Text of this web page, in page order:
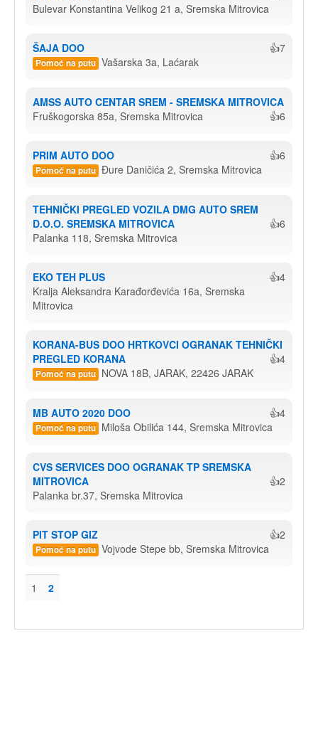
Bulevar Konstantina Velikog 21 a, Sremska Mitrovica
ŠAJA DOO 👍7
Pomoć na putu Vašarska 3a, Laćarak
AMSS AUTO CENTAR SREM - SREMSKA MITROVICA
👍6
Fruškogorska 85a, Sremska Mitrovica
PRIM AUTO DOO 👍6
Pomoć na putu Đure Daničića 2, Sremska Mitrovica
TEHNIČKI PREGLED VOZILA DMG AUTO SREM
D.O.O. SREMSKA MITROVICA
👍6
Palanka 118, Sremska Mitrovica
EKO TEH PLUS
👍4
Kralja Aleksandra Karađorđevića 16a, Sremska
Mitrovica
KORANA-BUS DOO HRTKOVCI OGRANAK TEHNIČKI
PREGLED KORANA
👍4
Pomoć na putu NOVA 18B, JARAK, 22426 JARAK
MB AUTO 2020 DOO 👍4
Pomoć na putu Miloša Obilića 144, Sremska Mitrovica
CVS SERVICES DOO OGRANAK TP SREMSKA
MITROVICA
👍2
Palanka br.37, Sremska Mitrovica
PIT STOP GIZ 👍2
Pomoć na putu Vojvode Stepe bb, Sremska Mitrovica
1 2